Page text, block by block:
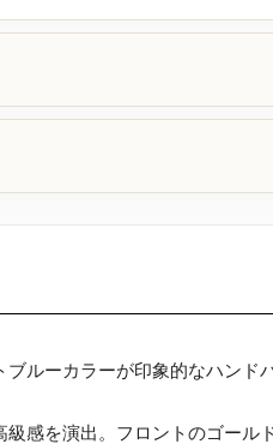
ルーカラーが印象的なハンド
感を演出。フロントのゴール